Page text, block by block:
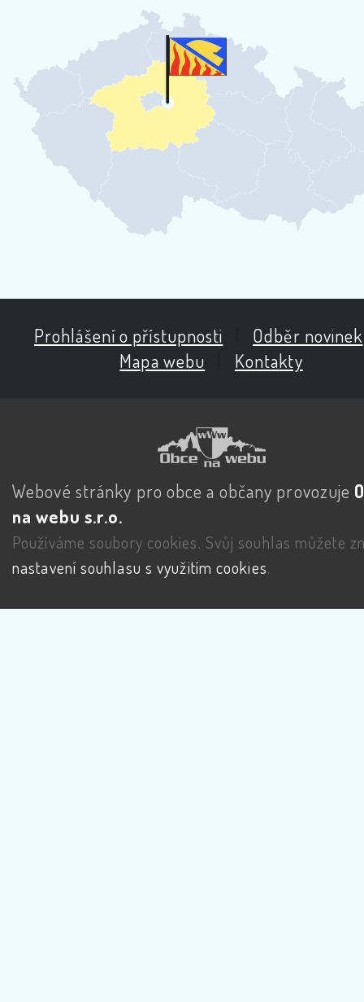
Prohlášení o přístupnosti Odběr novinek
Mapa webu
Kontakty
Webové stránky pro obce a občany provozuje
na webu s.r.o.
Používáme soubory cookies. Svůj souhlas můžete
nastavení souhlasu s využitím cookies.